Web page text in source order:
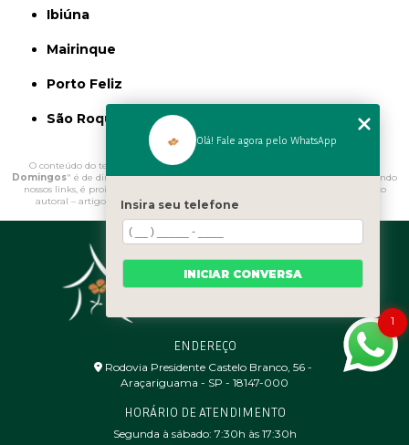
Ibiúna
Mairinque
Porto Feliz
São Roque
O conteúdo do texto "
Onde Comprar Manta de Bidim para Jardim São
Domingos" é de direito reservado. Sua reprodução, parcial ou total, mesmo citando
nossos links, é proibida sem a autorização do autor. Crime de violação de direito
autoral – artigo 184 do Código Penal –Lei 9610/98 - Lei de direitos autorais
ENDEREÇO
Rodovia Presidente Castelo Branco, 56 - ㅤ
Araçariguama - SP - 18147-000
HORÁRIO DE ATENDIMENTO
Segunda à sábado: 7:30h às 17:30h
1
Olá! Fale agora pelo WhatsApp
Insira seu telefone
INICIAR CONVERSA